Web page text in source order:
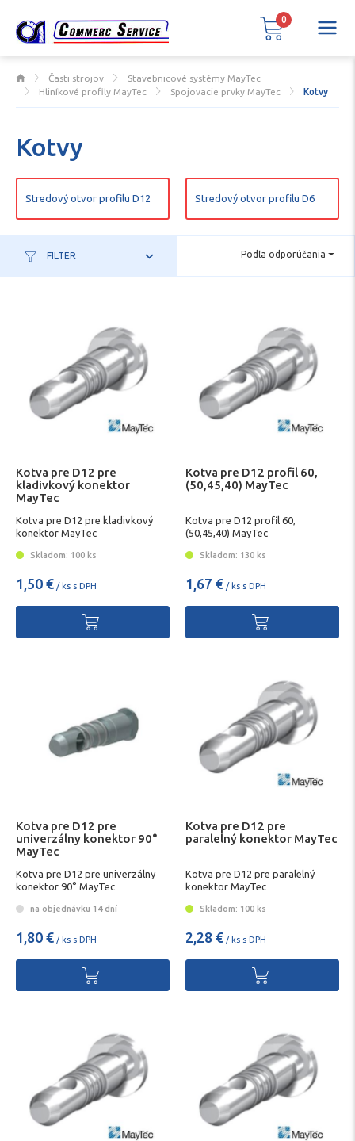
Časti strojov
Stavebnicové systémy MayTec
Hliníkové profily MayTec
Spojovacie prvky MayTec Kotvy
Kotvy
Stredový otvor profilu D12 Stredový otvor profilu D6
FILTER Podľa odporúčania
Kotva pre D12 pre
kladivkový konektor
MayTec
Kotva pre D12 pre kladivkový
konektor MayTec
Skladom: 100 ks
1,50 € / ks s DPH
Kotva pre D12 profil 60,
(50,45,40) MayTec
Kotva pre D12 profil 60,
(50,45,40) MayTec
Skladom: 130 ks
1,67 € / ks s DPH
Kotva pre D12 pre
univerzálny konektor 90°
MayTec
Kotva pre D12 pre univerzálny
konektor 90° MayTec
na objednávku 14 dní
1,80 € / ks s DPH
Kotva pre D12 pre
paralelný konektor MayTec
Kotva pre D12 pre paralelný
konektor MayTec
Skladom: 100 ks
2,28 € / ks s DPH
0